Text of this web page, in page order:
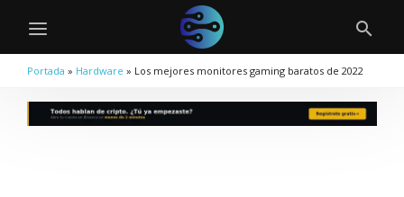
Portada » Hardware » Los mejores monitores gaming baratos de 2022